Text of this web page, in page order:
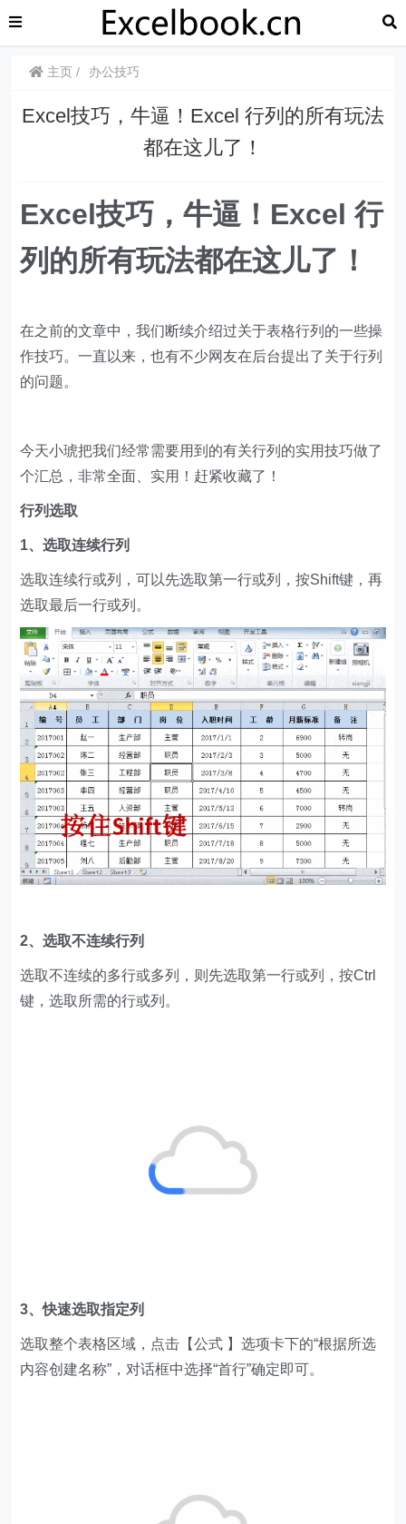
主页 办公技巧
​​​​Excel技巧，牛逼！Excel 行列的所有玩法
都在这儿了！
​​​​Excel技巧，牛逼！Excel 行
列的所有玩法都在这儿了！
在之前的文章中，我们断续介绍过关于表格行列的一些操
作技巧。一直以来，也有不少网友在后台提出了关于行列
的问题。
今天小琥把我们经常需要用到的有关行列的实用技巧做了
个汇总，非常全面、实用！赶紧收藏了！
行列选取
1、选取连续行列
选取连续行或列，可以先选取第一行或列，按Shift键，再
选取最后一行或列。
2、选取不连续行列
选取不连续的多行或多列，则先选取第一行或列，按Ctrl
键，选取所需的行或列。
3、快速选取指定列
选取整个表格区域，点击【公式 】选项卡下的“根据所选
内容创建名称”，对话框中选择“首行”确定即可。